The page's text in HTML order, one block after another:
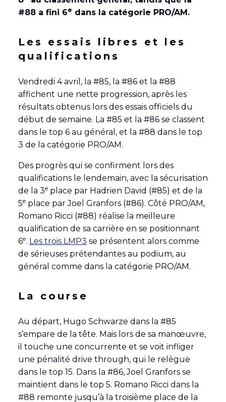
#88 a fini 6e dans la catégorie PRO/AM.
Les essais libres et les
qualifications
Vendredi 4 avril, la #85, la #86 et la #88
affichent une nette progression, après les
résultats obtenus lors des essais officiels du
début de semaine. La #85 et la #86 se classent
dans le top 6 au général, et la #88 dans le top
3 de la catégorie PRO/AM.
Des progrès qui se confirment lors des
qualifications le lendemain, avec la sécurisation
de la 3eplace par Hadrien David (#85) et de la
5eplace par Joel Granfors (#86). Côté PRO/AM,
Romano Ricci (#88) réalise la meilleure
qualification de sa carrière en se positionnant
6e. Les trois LMP3 se présentent alors comme
de sérieuses prétendantes au podium, au
général comme dans la catégorie PRO/AM.
La course
Au départ, Hugo Schwarze dans la #85
s’empare de la tête. Mais lors de sa manœuvre,
il touche une concurrente et se voit infliger
une pénalité drive through, qui le relègue
dans le top 15. Dans la #86, Joel Granfors se
maintient dans le top 5. Romano Ricci dans la
#88 remonte jusqu’à la troisième place de la